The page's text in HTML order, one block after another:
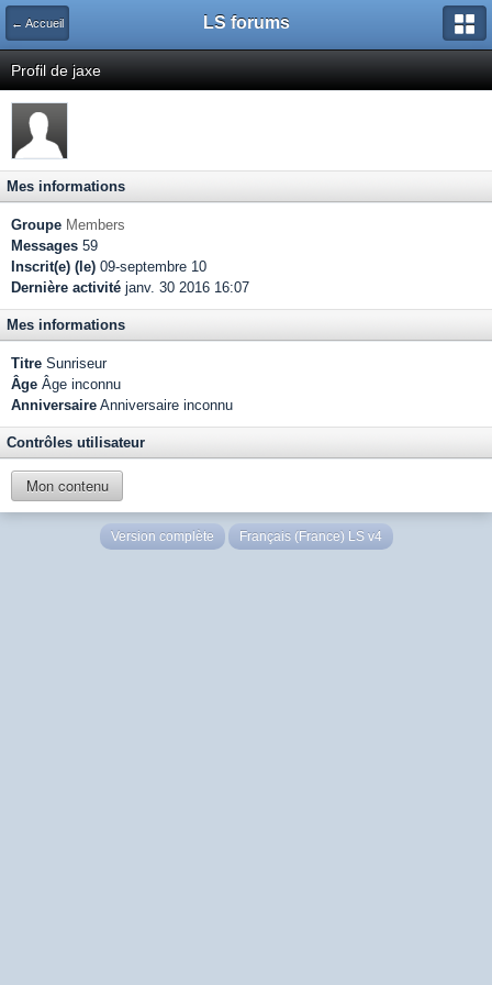
← Accueil LS forums
Profil de jaxe
Mes informations
Groupe Members
Messages 59
Inscrit(e) (le) 09-septembre 10
Dernière activité janv. 30 2016 16:07
Mes informations
Titre Sunriseur
Âge Âge inconnu
Anniversaire Anniversaire inconnu
Contrôles utilisateur
Mon contenu
Version complète Français (France) LS v4